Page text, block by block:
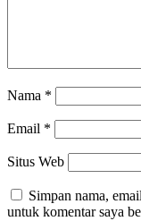
Nama *
Email *
Situs Web
Simpan nama,
untuk komentar saya